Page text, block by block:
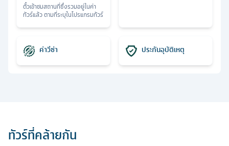
ตั๋วเข้าชมสถานที่ซึ่งรวมอยู่ในค่า
ทัวร์แล้ว ตามที่ระบุในโปรแกรมทัวร์
ค่าวีซ่า ประกันอุบัติเหตุ
ทัวร์ที่คล้ายกัน